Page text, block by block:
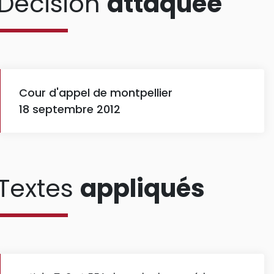
Cour d'appel de montpellier
18 septembre 2012
appliqués